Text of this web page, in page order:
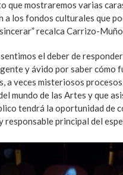
que mostraremos varias
a los fondos culturales que
recalca Carrizo-
el deber de
y ávido por saber cómo
a veces misteriosos
mundo de las Artes y que
tendrá la oportunidad de
responsable principal del